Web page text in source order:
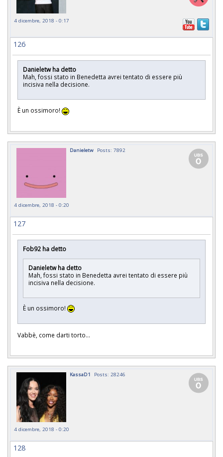
4 dicembre, 2018 - 0:17
126
Danieletw ha detto
Mah, fossi stato in Benedetta avrei tentato di essere più
incisiva nella decisione.
È un ossimoro!
Danieletw Posts: 7892
4 dicembre, 2018 - 0:20
127
Fob92 ha detto
Danieletw ha detto
Mah, fossi stato in Benedetta avrei tentato di essere più
incisiva nella decisione.
È un ossimoro!
Vabbè, come darti torto...
KassaD1 Posts: 28246
4 dicembre, 2018 - 0:20
128